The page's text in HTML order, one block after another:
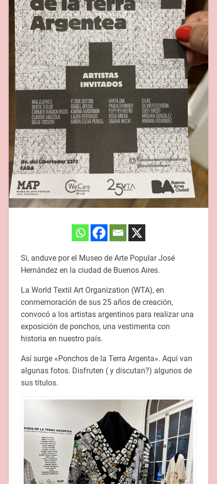
Si, anduve por el Museo de Arte Popular José
Hernández en la ciudad de Buenos Aires.
La World Textil Art Organization (WTA), en
conmemoración de sus 25 años de creación,
convocó a los artistas argentinos para realizar una
exposición de ponchos, una vestimenta con
historia en nuestro país.
Así surge «Ponchos de la Terra Argenta». Aquí van
algunas fotos. Disfruten ( y discutan?) algunos de
sus títulos.